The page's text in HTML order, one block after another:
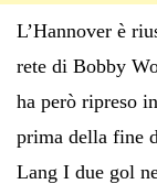
L’Hannover è
rete di Bobby
ha però ripreso
prima della fine
Lang I due gol